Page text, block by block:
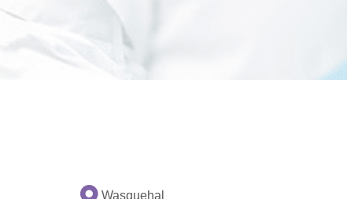
Wasquehal